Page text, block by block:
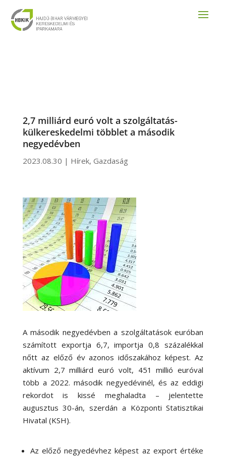
2,7 milliárd euró volt a szolgáltatás-
külkereskedelmi többlet a második
negyedévben
2023.08.30 | Hírek, Gazdaság
A második negyedévben a szolgáltatások euróban
számított exportja 6,7, importja 0,8 százalékkal
nőtt az előző év azonos időszakához képest. Az
aktívum 2,7 milliárd euró volt, 451 millió euróval
több a 2022. második negyedévinél, és az eddigi
rekordot is kissé meghaladta – jelentette
augusztus 30-án, szerdán a Központi Statisztikai
Hivatal (KSH).
Az előző negyedévhez képest az export értéke